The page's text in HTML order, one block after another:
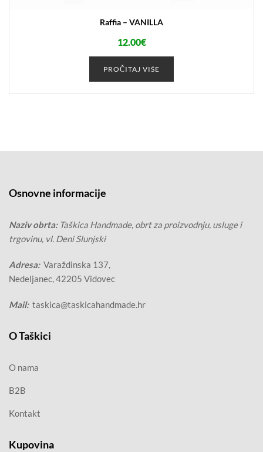
Raffia – VANILLA
12.00€
PROČITAJ VIŠE
Osnovne informacije
Naziv obrta: Taškica Handmade, obrt za proizvodnju, usluge i
trgovinu, vl. Deni Slunjski
Adresa:Varaždinska 137,
Nedeljanec, 42205 Vidovec
Mail: taskica@taskicahandmade.hr
O Taškici
O nama
B2B
Kontakt
Kupovina